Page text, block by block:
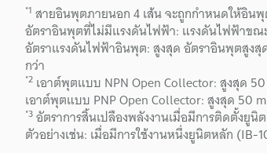
*1 สายอินพุตภายนอก 4 เส้น จะถูกกำหนดให้อิน
อัตราอินพุตที่ไม่มีแรงดันไฟฟ้า: แรงดันไฟฟ้าขณ
อัตราแรงดันไฟฟ้าอินพุต: สูงสุด อัตราอินพุตสูงสุ
กว่า
*2 เอาต์พุตแบบ NPN Open Collector: สูงสุด
เอาต์พุตแบบ PNP Open Collector: สูงสุด 50
*3อัตราการสิ้นเปลืองพลังงานเมื่อมีการติดตั้งยู
ตัวอย่างเช่น: เมื่อมีการใช้งานหนึ่งยูนิตหลัก